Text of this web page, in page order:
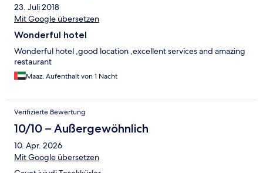
23. Juli 2018
Mit Google übersetzen
Wonderful hotel
Wonderful hotel ,good location ,excellent services and amazing
restaurant
Maaz, Aufenthalt von 1 Nacht
Verifizierte Bewertung
10/10 – Außergewöhnlich
10. Apr. 2026
Mit Google übersetzen